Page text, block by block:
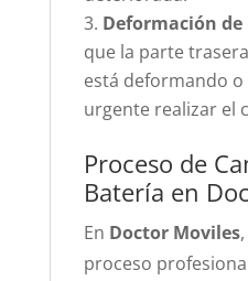
Deformación
que la parte
está deformando o
urgente realizar el
Proceso de
Batería en
En Doctor Moviles
proceso